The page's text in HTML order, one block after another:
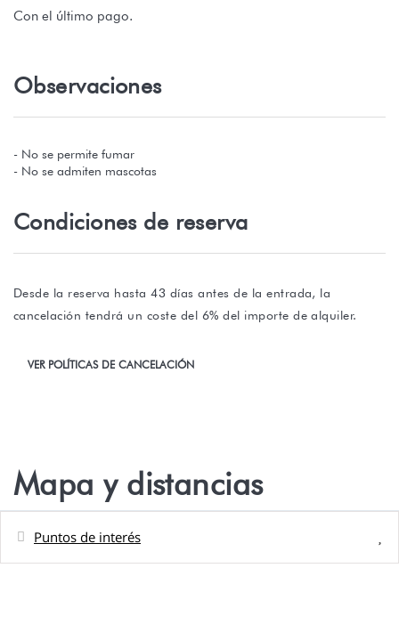
Con el último pago.
Observaciones
- No se permite fumar
- No se admiten mascotas
Condiciones de reserva
Desde la reserva hasta 43 días antes de la entrada, la
cancelación tendrá un coste del 6% del importe de alquiler.
VER POLÍTICAS DE CANCELACIÓN
Mapa y distancias
Puntos de interés